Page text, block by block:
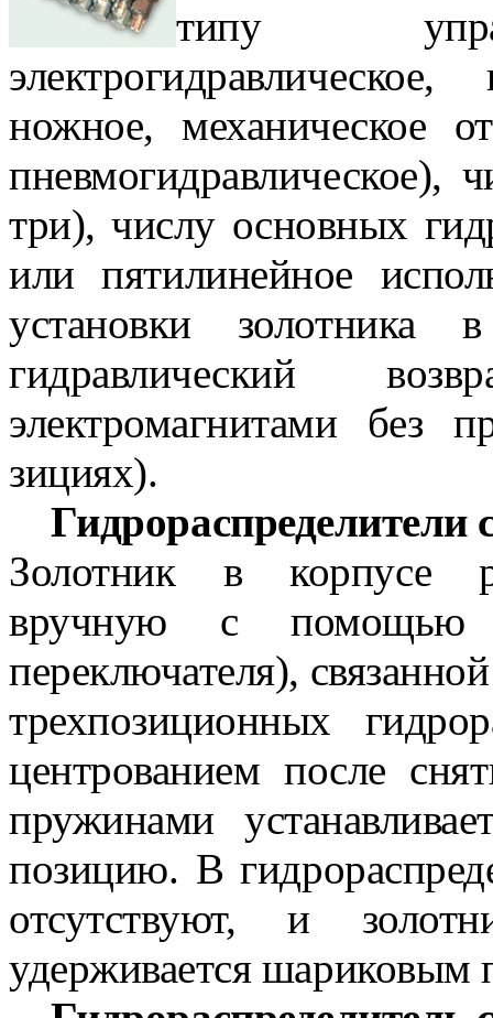
типу
ножное, механическое
три), числу основных
или пятилинейное
установки
гидравлический
электромагнитами
зициях).
Золотник в корпусе
вручную с помощью
переключателя),
трехпозиционных
центрованием после
пружинами
позицию. В
отсутствуют, и
удерживается